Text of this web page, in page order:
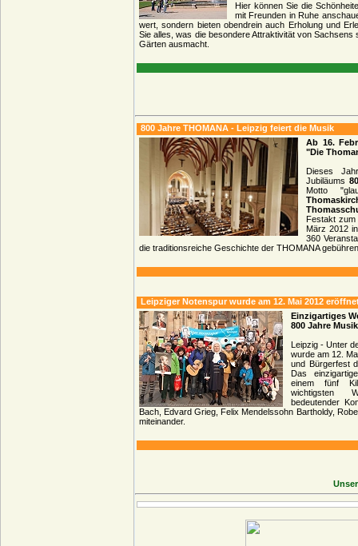
Hier können Sie die
mit Freunden in Ruhe
wert, sondern bieten obendrein auch Erholung und
Sie alles, was die besondere Attraktivität von
Gärten ausmacht.
800 Jahre THOMANA - Leipzig feiert die Musik
Ab 16.
"Die
Dieses
Jubiläums
Motto
Festakt zum
März 2012
360
die traditionsreiche Geschichte der THOMANA
Leipziger Notenspur wurde am 12. Mai 2012
Einzigartiges
800 Jahre
Leipzig - Unter
wurde am 12.
und Bürgerfest
Das
einem fünf
wichtigsten
bedeutender
Bach, Edvard Grieg, Felix Mendelssohn Bartholdy,
miteinander.